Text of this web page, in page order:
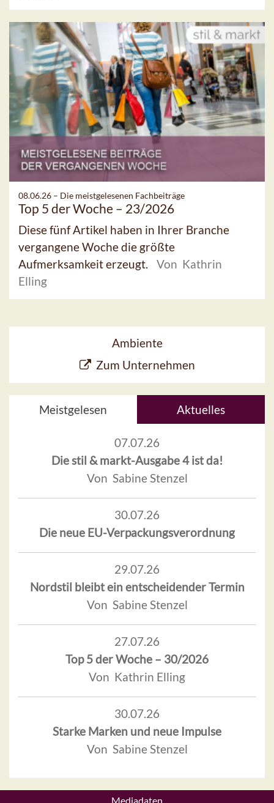
08.06.26 – Die meistgelesenen Fachbeiträge
Top 5 der Woche – 23/2026
Diese fünf Artikel haben in Ihrer Branche
vergangene Woche die größte
Aufmerksamkeit erzeugt.
Von Kathrin
Elling
Ambiente
Zum Unternehmen
Meistgelesen Aktuelles
07.07.26
Die stil & markt-Ausgabe 4 ist da!
Von Sabine Stenzel
30.07.26
Die neue EU-Verpackungsverordnung
29.07.26
Nordstil bleibt ein entscheidender Termin
Von Sabine Stenzel
27.07.26
Top 5 der Woche – 30/2026
Von Kathrin Elling
30.07.26
Starke Marken und neue Impulse
Von Sabine Stenzel
Mediadaten